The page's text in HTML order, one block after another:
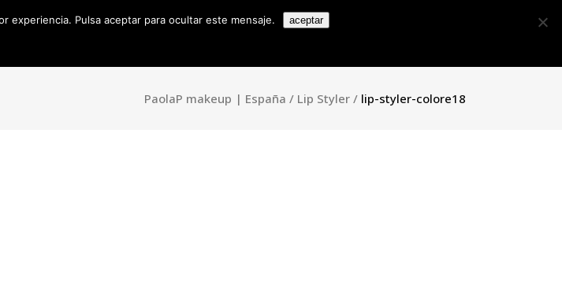
Colecciones
Doll House
Contacto
PaolaP makeup | España / Lip Styler / lip-styler-colore18
experiencia. Pulsa aceptar para ocultar este mensaje. aceptar